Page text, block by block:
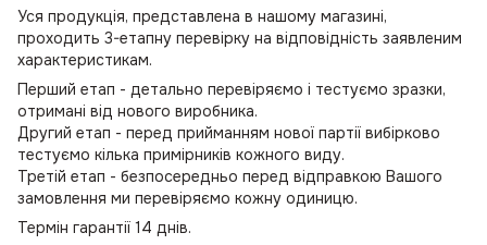
Уся продукція, представлена в нашому магазині,
проходить 3-етапну перевірку на відповідність заявленим
характеристикам.
Перший етап - детально перевіряємо і тестуємо зразки,
отримані від нового виробника.
Другий етап - перед прийманням нової партії вибірково
тестуємо кілька примірників кожного виду.
Третій етап - безпосередньо перед відправкою Вашого
замовлення ми перевіряємо кожну одиницю.
Термін гарантії 14 днів.